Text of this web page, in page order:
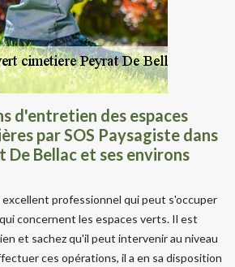
d'entretien des espaces
par SOS Paysagiste dans
De Bellac et ses environs
excellent professionnel qui peut s'occuper
concernent les espaces verts. Il est
et sachez qu'il peut intervenir au niveau
ces opérations, il a en sa disposition